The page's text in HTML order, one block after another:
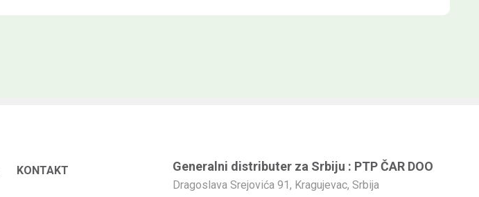
KONTAKT Generalni distributer za Srbiju : PTP ČAR DOO
Dragoslava Srejovića 91, Kragujevac, Srbija